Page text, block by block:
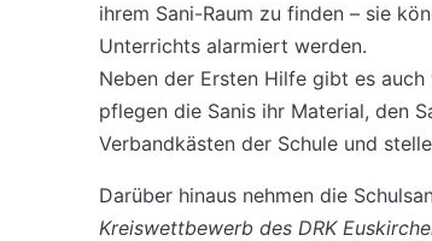
ihrem Sani-Raum zu finden – sie
Unterrichts alarmiert werden.
Neben der Ersten Hilfe gibt es
pflegen die Sanis ihr Material, den
Verbandkästen der Schule und
Darüber hinaus nehmen die
Kreiswettbewerb des DRK